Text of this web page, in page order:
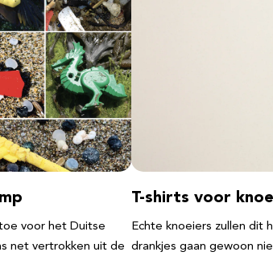
voor het Duitse
net vertrokken uit de
T-shirts voor
Echte knoeiers zullen dit
drankjes gaan gewoon